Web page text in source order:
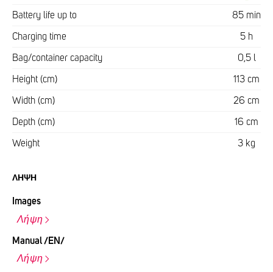
Battery life up to 85 min
Charging time 5 h
Bag/container capacity 0,5 l
Height (cm) 113 cm
Width (cm) 26 cm
Depth (cm) 16 cm
Weight 3 kg
ΛΉΨΗ
Images
Λήψη
Manual /EN/
Λήψη